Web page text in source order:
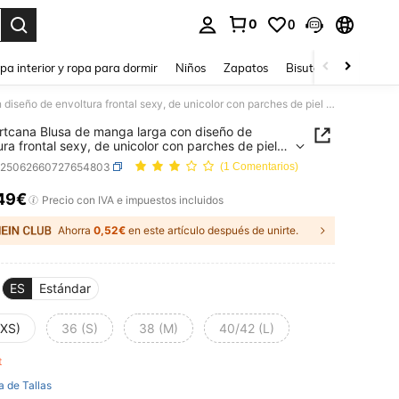
0 0
interior y ropa para dormir Niños Zapatos Bisutería Y
Comfortcana Blusa de manga larga con diseño de envoltura frontal sexy, de unicolor con parches de piel sintética transparente
Blusa de manga larga con diseño de
frontal sexy, de unicolor con parches de piel
transparente
(1 Comentarios)
AND AVAILABILITY
Precio con IVA e impuestos incluidos
Ahorra 0,52€ en este artículo después de unirte.
ES Estándar
36 (S) 38 (M) 40/42 (L)
de Tallas